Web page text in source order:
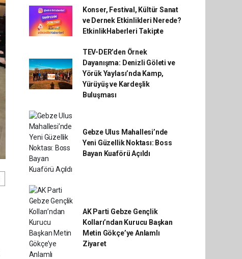
Konser, Festival, Kültür Sanat
ve Dernek Etkinlikleri Nerede?
EtkinlikHaberleri Takipte
TEV-DER’den Örnek
Dayanışma: Denizli Göleti ve
Yörük Yaylası’nda Kamp,
Yürüyüş ve Kardeşlik
Buluşması
Gebze Ulus Mahallesi’nde
Yeni Güzellik Noktası: Boss
Bayan Kuaförü Açıldı
AK Parti Gebze Gençlik
Kolları’ndan Kurucu Başkan
Metin Gökçe’ye Anlamlı
Ziyaret